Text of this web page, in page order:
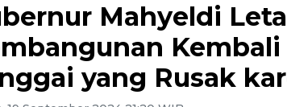
Mahyeldi
yang Rusak